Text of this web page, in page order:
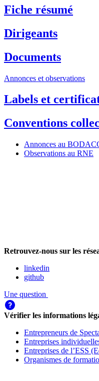
Fiche résumé
Dirigeants
Documents
Annonces et observations
Labels et
Conventions
Annonces au
Observations au RNE
Retrouvez-nous sur les
linkedin
github
Une question
Vérifier les informations
Entrepreneurs de
Entreprises
Entreprises de l’ESS
Organismes de